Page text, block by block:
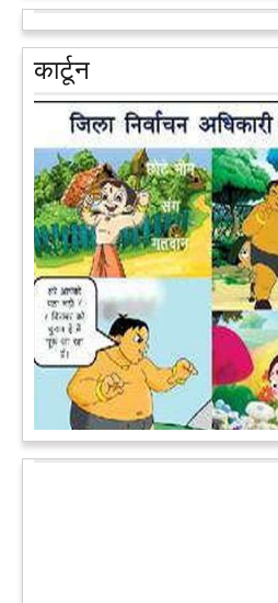
आरक्षण के विरोध में राजा भैया बोले,
वरिष्ठता हो, जाति नहीं
प्रतापगढ़ के कुंडा से बाहुबली विधायक
शुक्रवार को लखनऊ में प्रेस कांफ्रेंस कर
आधिकारिक घोषणा करते हुए पार्टी के मुद्दों
पेट पकड़ कर हंसने पर मजबूर हो जायेंगे
कल्पना कीजिये उस दृश्य की, जिसमें
लिप-लॉक कर रही हो। गिलहरी झूला झूल
कार्टून